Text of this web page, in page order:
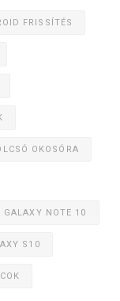
FRISSÍTÉS
OKOSÓRA
GALAXY NOTE 10
S10